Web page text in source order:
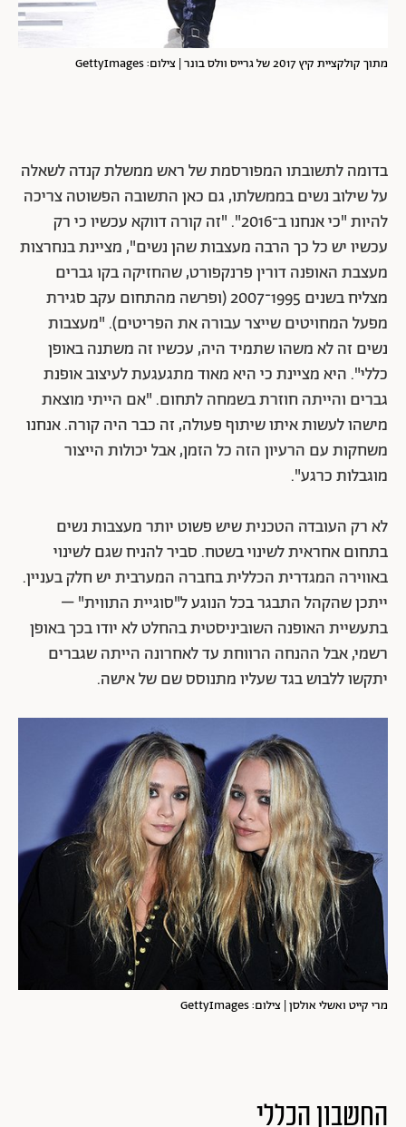
מתוך קולקציית קיץ 2017 של גרייס וולס בונר | צילום: GettyImages
בדומה לתשובתו המפורסמת של ראש ממשלת קנדה לשאלה
על שילוב נשים בממשלתו, גם כאן התשובה הפשוטה צריכה
מעצבת האופנה דורין פרנקפורט, שהחזיקה בקו גברים
מצליח בשנים 1995־2007 (ופרשה מהתחום עקב סגירת
מפעל המחויטים שייצר עבורה את הפריטים). "מעצבות
נשים זה לא משהו שתמיד היה, עכשיו זה משתנה באופן
כללי". היא מציינת כי היא מאוד מתגעגעת לעיצוב אופנת
גברים והייתה חוזרת בשמחה לתחום. "אם הייתי מוצאת
מישהו לעשות איתו שיתוף פעולה, זה כבר היה קורה. אנחנו
לא רק העובדה הטכנית שיש פשוט יותר מעצבות נשים
בתחום אחראית לשינוי בשטח. סביר להניח שגם לשינוי
באווירה המגדרית הכללית בחברה המערבית יש חלק בעניין.
ייתכן שהקהל התבגר בכל הנוגע ל"סוגיית התווית" –
בתעשיית האופנה השוביניסטית בהחלט לא יודו בכך באופן
רשמי, אבל ההנחה הרווחת עד לאחרונה הייתה שגברים
יתקשו ללבוש בגד שעליו מתנוסס שם של אישה.